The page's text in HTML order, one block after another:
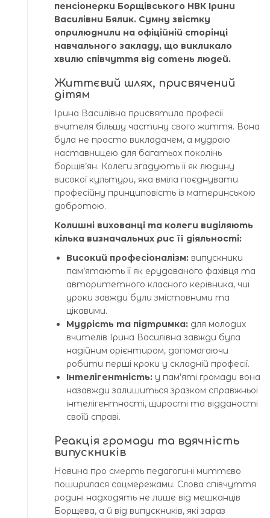
пенсіонерки Борщівського НВК Ірини
Василівни Бялик. Сумну звістку
оприлюднили на офіційній сторінці
навчального закладу, що викликало
хвилю співчуття від сотень людей.
Життєвий шлях, присвячений
дітям
Ірина Василівна присвятила професії
вчителя більшу частину свого життя. Вона
була не просто викладачем, а мудрою
наставницею для багатьох поколінь
борщів’ян. Колеги згадують її як людину
високої культури, яка вміла поєднувати
професійну принциповість із материнською
добротою.
Колишні вихованці та колеги виділяють
кілька визначальних рис її діяльності:
Високий професіоналізм: випускники
пам’ятають її як ерудованого фахівця та
авторитетного класного керівника, чиї
уроки завжди були змістовними та
цікавими.
Мудрість та підтримка: для молодих
вчителів Ірина Василівна завжди була
надійним орієнтиром, допомагаючи
робити перші кроки у складній професії.
Інтелігентність: у пам’яті громади вона
назавжди залишиться зразком справжньої
інтелігентності, щирості та відданості
своїй справі.
Реакція громади та вдячність
випускників
Новина про смерть педагогині миттєво
поширилася соцмережами. Слова співчуття
родині надходять не лише від мешканців
Борщева, а й від випускників, які зараз